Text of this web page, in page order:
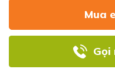
Mua
Gọi